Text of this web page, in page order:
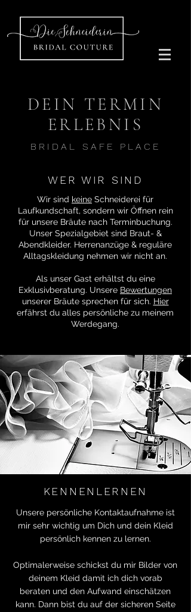
DEIN TERMIN
ERLEBNIS
BRIDAL SAFE PLACE
WER WIR SIND
Wir sind keine Schneiderei für
Laufkundschaft, sondern wir Öffnen rein
für unsere Bräute nach Terminbuchung.
Unser Spezialgebiet sind Braut- &
Abendkleider. Herrenanzüge & reguläre
Alltagskleidung nehmen wir nicht an.
Als unser Gast erhältst du eine
Exklusivberatung. Unsere Bewertungen
unserer Bräute sprechen für sich. Hier
erfährst du alles persönliche zu meinem
Werdegang.
KENNENLERNEN
Unsere persönliche Kontaktaufnahme ist
mir sehr wichtig um Dich und dein Kleid
persönlich kennen zu lernen.
Optimalerweise schickst du mir Bilder von
deinem Kleid damit ich dich vorab
beraten und den Aufwand einschätzen
kann. Dann bist du auf der sicheren Seite